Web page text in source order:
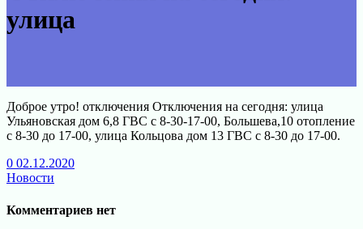
улица
Доброе утро! отключения Отключения на сегодня: улица
Ульяновская дом 6,8 ГВС с 8-30-17-00, Большева,10 отопление
с 8-30 до 17-00, улица Кольцова дом 13 ГВС с 8-30 до 17-00.
0 02.12.2020
Новости
Комментариев нет